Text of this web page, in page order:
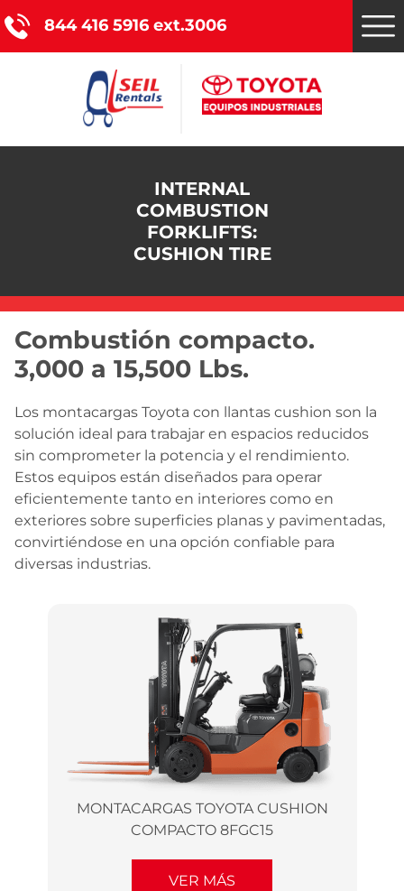
844 416 5916 ext.3006
Catálogo de productos
Promociones
Nosotros
Blog
Contacto
INTERNAL
COMBUSTION
FORKLIFTS:
CUSHION TIRE
Combustión compacto.
3,000 a 15,500 Lbs.
Los montacargas Toyota con llantas cushion son la
solución ideal para trabajar en espacios reducidos
sin comprometer la potencia y el rendimiento.
Estos equipos están diseñados para operar
eficientemente tanto en interiores como en
exteriores sobre superficies planas y pavimentadas,
convirtiéndose en una opción confiable para
diversas industrias.
MONTACARGAS TOYOTA CUSHION
COMPACTO 8FGC15
VER MÁS